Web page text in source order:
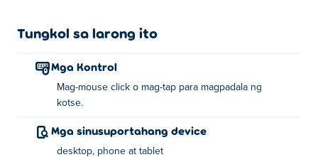
Tungkol sa larong ito
Mga Kontrol
Mag-mouse click o mag-tap para magpadala ng
kotse.
Mga sinusuportahang device
desktop, phone at tablet